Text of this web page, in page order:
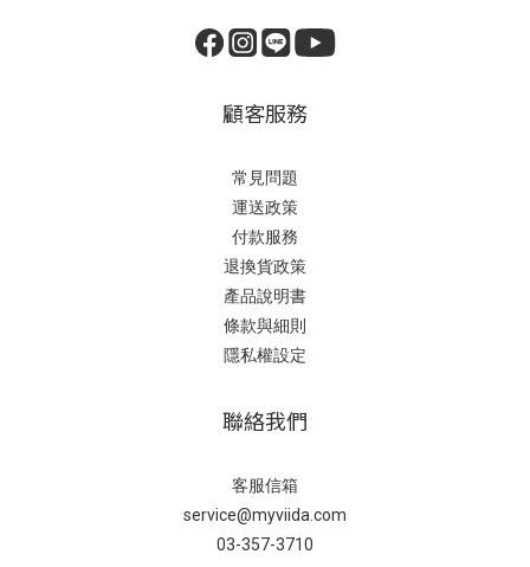
顧客服務
常見問題
運送政策
付款服務
退換貨政策
產品說明書
條款與細則
隱私權設定
聯絡我們
客服信箱
service@myviida.com
03-357-3710